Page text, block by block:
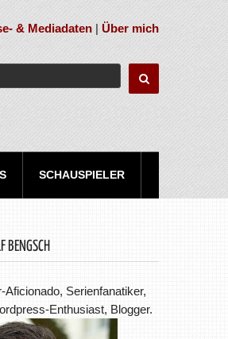
& Mediadaten |Über mich
SCHAUSPIELER
BENGSCH
Aficionado, Serienfanatiker,
Enthusiast, Blogger.